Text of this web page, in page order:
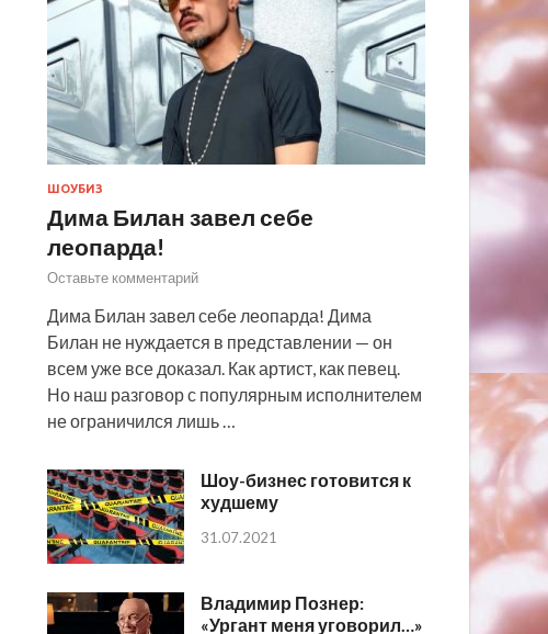
ШОУБИЗ
Дима Билан завел себе
леопарда!
Оставьте комментарий
Дима Билан завел себе леопарда! Дима
Билан не нуждается в представлении — он
всем уже все доказал. Как артист, как певец.
Но наш разговор с популярным исполнителем
не ограничился лишь …
Шоу-бизнес готовится к
худшему
31.07.2021
Владимир Познер:
«Ургант меня уговорил…»